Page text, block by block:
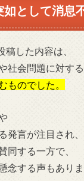
如として消息
稿した内容は、
社会問題に対する
ものでした。
発言が注目され、
同する一方で、
念する声もありま